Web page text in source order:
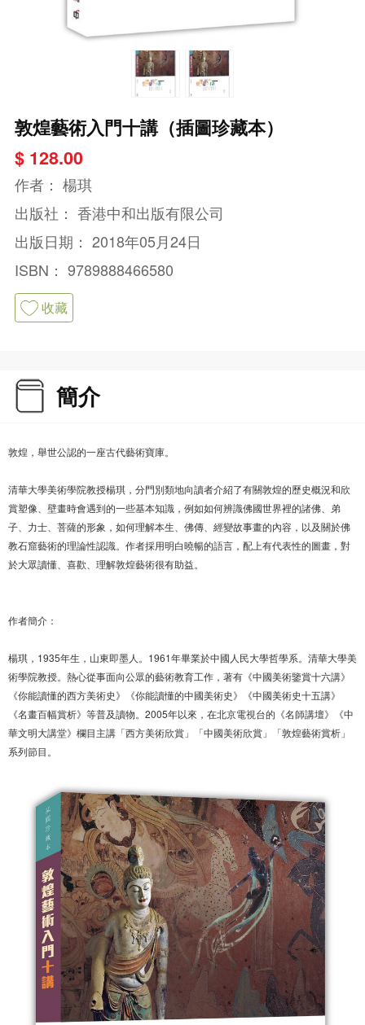
敦煌藝術入門十講（插圖珍藏本）
$ 128.00
作者： 楊琪
出版社： 香港中和出版有限公司
出版日期： 2018年05月24日
ISBN： 9789888466580
收藏
簡介
敦煌，舉世公認的一座古代藝術寶庫。
清華大學美術學院教授楊琪，分門別類地向讀者介紹了有關敦煌的歷史概況和欣
賞塑像、壁畫時會遇到的一些基本知識，例如如何辨識佛國世界裡的諸佛、弟
子、力士、菩薩的形象，如何理解本生、佛傳、經變故事畫的內容，以及關於佛
教石窟藝術的理論性認識。作者採用明白曉暢的語言，配上有代表性的圖畫，對
於大眾讀懂、喜歡、理解敦煌藝術很有助益。
作者簡介：
楊琪，1935年生，山東即墨人。1961年畢業於中國人民大學哲學系。清華大學美
術學院教授。熱心從事面向公眾的藝術教育工作，著有《中國美術鑒賞十六講》
《你能讀懂的西方美術史》《你能讀懂的中國美術史》《中國美術史十五講》
《名畫百幅賞析》等普及讀物。2005年以來，在北京電視台的《名師講壇》《中
華文明大講堂》欄目主講「西方美術欣賞」「中國美術欣賞」「敦煌藝術賞析」
系列節目。